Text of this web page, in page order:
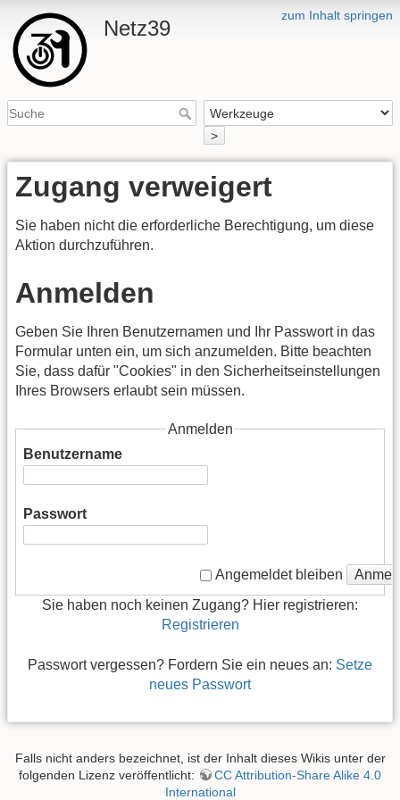
zum Inhalt springen
Netz39
>
Zugang verweigert
Sie haben nicht die erforderliche Berechtigung, um diese
Aktion durchzuführen.
Anmelden
Geben Sie Ihren Benutzernamen und Ihr Passwort in das
Formular unten ein, um sich anzumelden. Bitte beachten
Sie, dass dafür "Cookies" in den Sicherheitseinstellungen
Ihres Browsers erlaubt sein müssen.
Anmelden
Benutzername
Passwort
Angemeldet bleiben
Sie haben noch keinen Zugang? Hier registrieren:
Registrieren
Passwort vergessen? Fordern Sie ein neues an: Setze
neues Passwort
Falls nicht anders bezeichnet, ist der Inhalt dieses Wikis unter der
folgenden Lizenz veröffentlicht:
CC Attribution-Share Alike 4.0
International